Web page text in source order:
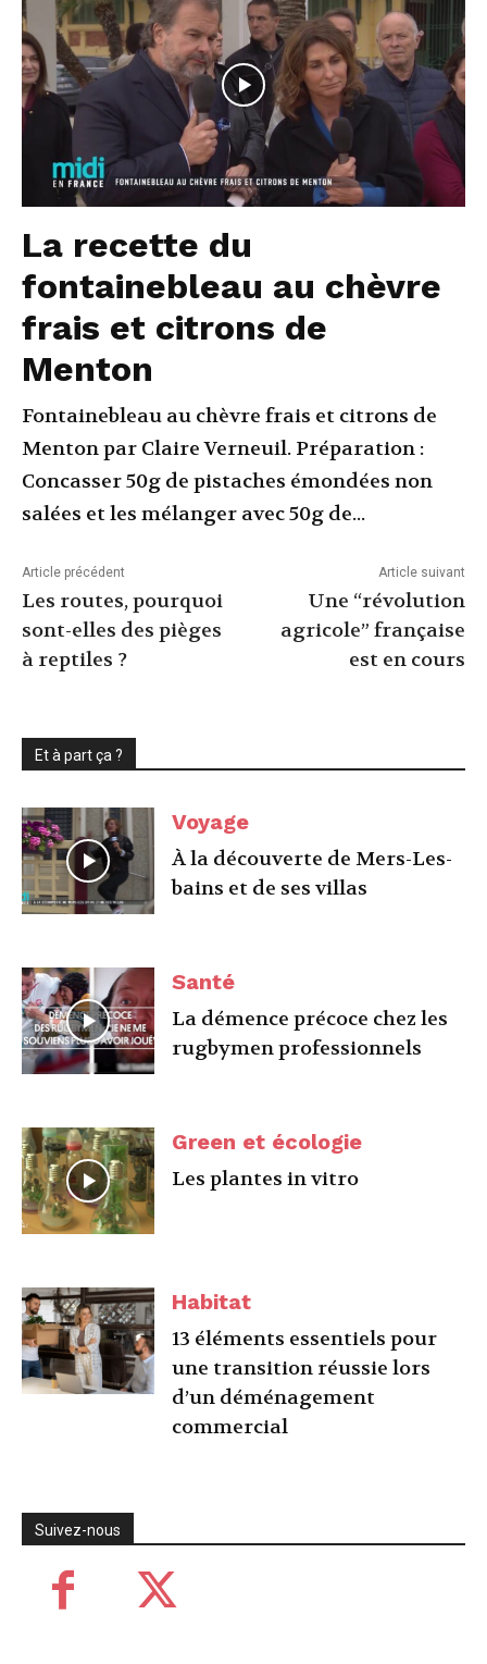
La recette du
fontainebleau au chèvre
frais et citrons de
Menton
Fontainebleau au chèvre frais et citrons de
Menton par Claire Verneuil. Préparation :
Concasser 50g de pistaches émondées non
salées et les mélanger avec 50g de...
Article précédent
Les routes, pourquoi
sont-elles des pièges
à reptiles ?
Article suivant
Une “révolution
agricole” française
est en cours
Et à part ça ?
Voyage
À la découverte de Mers-Les-
bains et de ses villas
Santé
La démence précoce chez les
rugbymen professionnels
Green et écologie
Les plantes in vitro
Habitat
13 éléments essentiels pour
une transition réussie lors
d’un déménagement
commercial
Suivez-nous